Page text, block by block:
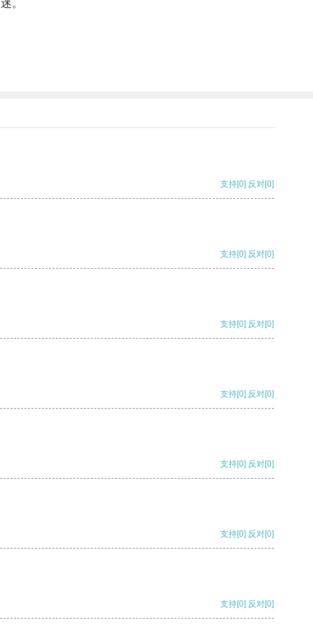
。
支持[0] 反对[0]
支持[0] 反对[0]
支持[0] 反对[0]
支持[0] 反对[0]
支持[0] 反对[0]
支持[0] 反对[0]
支持[0] 反对[0]